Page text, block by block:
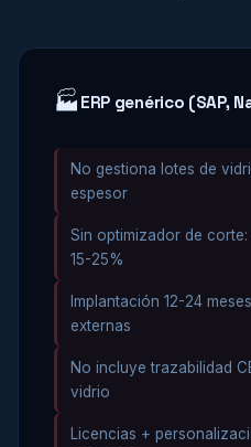
🏭 ERP genérico (SAP,
No gestiona lotes de
espesor
Sin optimizador de corte:
15-25%
Implantación 12-24
externas
No incluye trazabilidad
vidrio
Licencias +